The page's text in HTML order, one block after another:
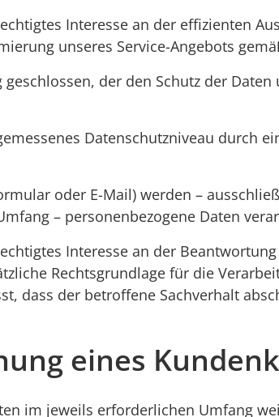
Interesse an der effizienten
unseres Service-Angebots
der den Schutz der
Datenschutzniveau durch
oder E-Mail) werden –
– personenbezogene Daten
Interesse an der
Rechtsgrundlage für die
dass der betroffene Sachverhalt
eines
im jeweils erforderlichen Umfang